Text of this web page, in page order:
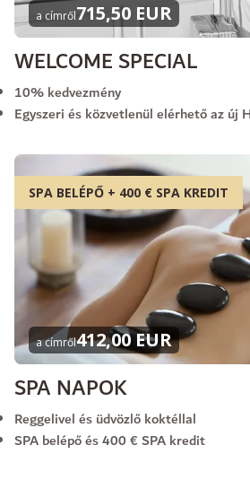
a címről715,50 EUR
WELCOME SPECIAL
10% kedvezmény
Egyszeri és közvetlenül elérhető az új
SPA BELÉPŐ + 400 € SPA KREDIT
a címről412,00 EUR
SPA NAPOK
Reggelivel és üdvözlő koktéllal
SPA belépő és 400 € SPA kredit